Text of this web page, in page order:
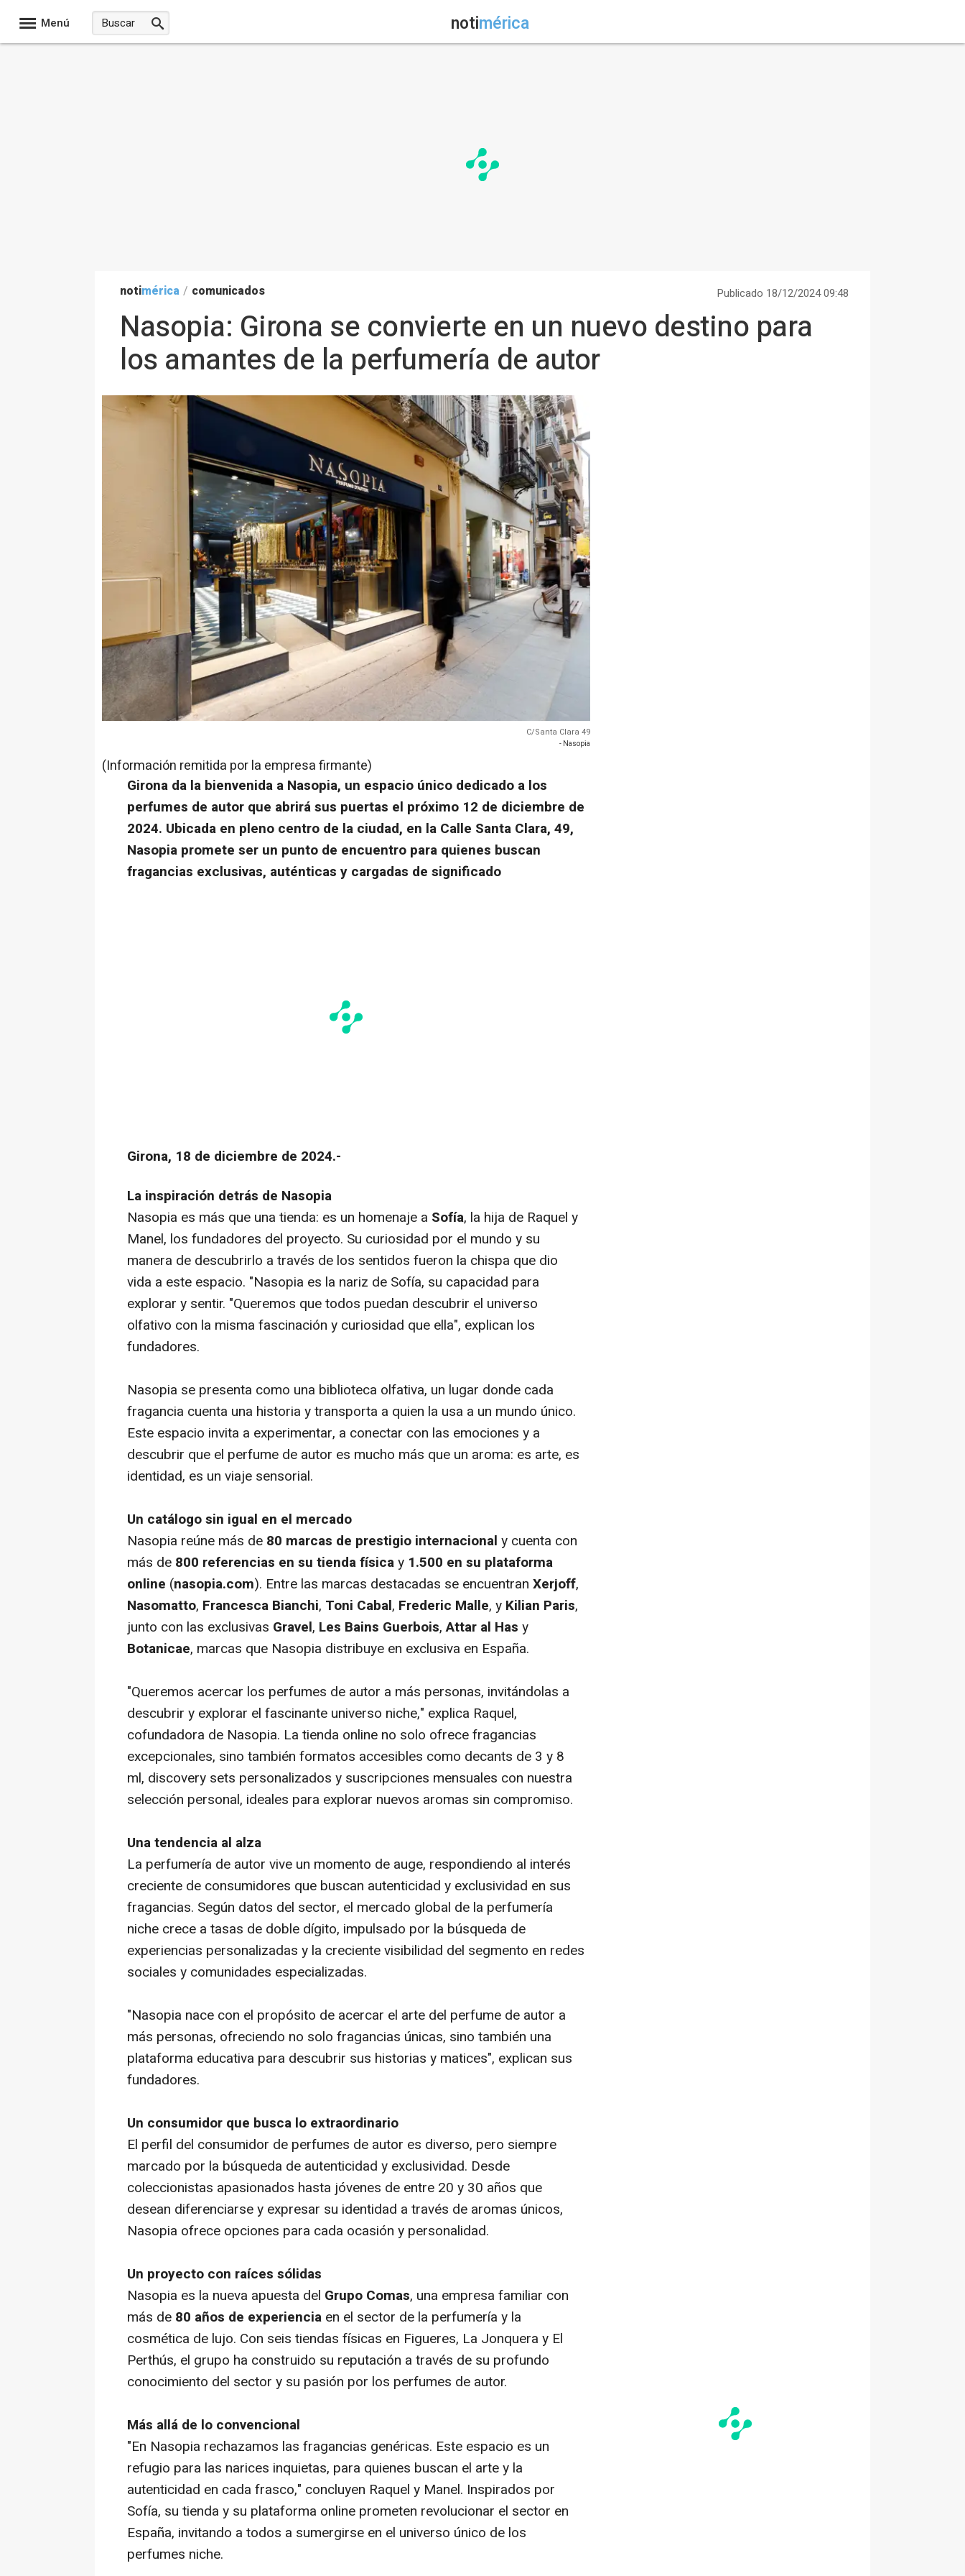
Menú notimérica
notimérica / comunicados Publicado 18/12/2024 09:48
Nasopia: Girona se convierte en un nuevo destino para
los amantes de la perfumería de autor
C/Santa Clara 49
- Nasopia
(Información remitida por la empresa firmante)
Girona da la bienvenida a Nasopia, un espacio único dedicado a los
perfumes de autor que abrirá sus puertas el próximo 12 de diciembre de
2024. Ubicada en pleno centro de la ciudad, en la Calle Santa Clara, 49,
Nasopia promete ser un punto de encuentro para quienes buscan
fragancias exclusivas, auténticas y cargadas de significado
Girona, 18 de diciembre de 2024.-
La inspiración detrás de Nasopia
Nasopia es más que una tienda: es un homenaje a Sofía, la hija de Raquel y
Manel, los fundadores del proyecto. Su curiosidad por el mundo y su
manera de descubrirlo a través de los sentidos fueron la chispa que dio
vida a este espacio. "Nasopia es la nariz de Sofía, su capacidad para
explorar y sentir. "Queremos que todos puedan descubrir el universo
olfativo con la misma fascinación y curiosidad que ella", explican los
fundadores.
Nasopia se presenta como una biblioteca olfativa, un lugar donde cada
fragancia cuenta una historia y transporta a quien la usa a un mundo único.
Este espacio invita a experimentar, a conectar con las emociones y a
descubrir que el perfume de autor es mucho más que un aroma: es arte, es
identidad, es un viaje sensorial.
Un catálogo sin igual en el mercado
Nasopia reúne más de 80 marcas de prestigio internacional y cuenta con
más de 800 referencias en su tienda físicay 1.500 en su plataforma
online (nasopia.com). Entre las marcas destacadas se encuentran Xerjoff,
Nasomatto, Francesca Bianchi, Toni Cabal, Frederic Malle, y Kilian Paris,
junto con las exclusivas Gravel, Les Bains Guerbois,Attar al Has y
Botanicae, marcas que Nasopia distribuye en exclusiva en España.
"Queremos acercar los perfumes de autor a más personas, invitándolas a
descubrir y explorar el fascinante universo niche," explica Raquel,
cofundadora de Nasopia. La tienda online no solo ofrece fragancias
excepcionales, sino también formatos accesibles como decants de 3 y 8
ml, discovery sets personalizados y suscripciones mensuales con nuestra
selección personal, ideales para explorar nuevos aromas sin compromiso.
Una tendencia al alza
La perfumería de autor vive un momento de auge, respondiendo al interés
creciente de consumidores que buscan autenticidad y exclusividad en sus
fragancias. Según datos del sector, el mercado global de la perfumería
niche crece a tasas de doble dígito, impulsado por la búsqueda de
experiencias personalizadas y la creciente visibilidad del segmento en redes
sociales y comunidades especializadas.
"Nasopia nace con el propósito de acercar el arte del perfume de autor a
más personas, ofreciendo no solo fragancias únicas, sino también una
plataforma educativa para descubrir sus historias y matices", explican sus
fundadores.
Un consumidor que busca lo extraordinario
El perfil del consumidor de perfumes de autor es diverso, pero siempre
marcado por la búsqueda de autenticidad y exclusividad. Desde
coleccionistas apasionados hasta jóvenes de entre 20 y 30 años que
desean diferenciarse y expresar su identidad a través de aromas únicos,
Nasopia ofrece opciones para cada ocasión y personalidad.
Un proyecto con raíces sólidas
Nasopia es la nueva apuesta del Grupo Comas, una empresa familiar con
más de 80 años de experiencia en el sector de la perfumería y la
cosmética de lujo. Con seis tiendas físicas en Figueres, La Jonquera y El
Perthús, el grupo ha construido su reputación a través de su profundo
conocimiento del sector y su pasión por los perfumes de autor.
Más allá de lo convencional
"En Nasopia rechazamos las fragancias genéricas. Este espacio es un
refugio para las narices inquietas, para quienes buscan el arte y la
autenticidad en cada frasco," concluyen Raquel y Manel. Inspirados por
Sofía, su tienda y su plataforma online prometen revolucionar el sector en
España, invitando a todos a sumergirse en el universo único de los
perfumes niche.